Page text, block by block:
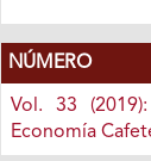
NÚMERO
Vol. 33
Economía